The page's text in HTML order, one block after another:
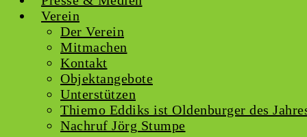
Verein
Der Verein
Mitmachen
Kontakt
Objektangebote
Unterstützen
Thiemo Eddiks ist Oldenburger des
Nachruf Jörg Stumpe